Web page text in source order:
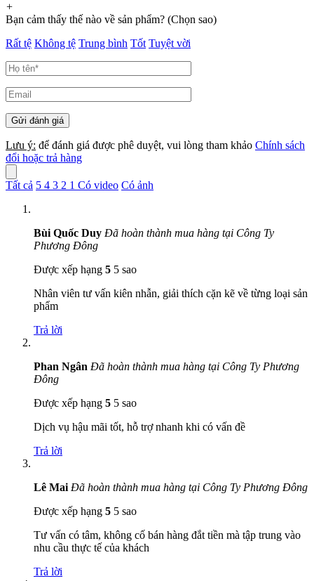
+
Bạn cảm thấy thế nào về sản phẩm? (Chọn sao)
Rất tệ Không tệ Trung bình Tốt Tuyệt vời
Lưu ý: để đánh giá được phê duyệt, vui lòng tham khảo Chính sách
đổi hoặc trả hàng
Tất cả 5 4 3 2 1 Có video Có ảnh
Bùi Quốc Duy Đã hoàn thành mua hàng tại Công Ty
Phương Đông
Được xếp hạng 5 5 sao
Nhân viên tư vấn kiên nhẫn, giải thích cặn kẽ về từng loại sản
phẩm
Trả lời
Phan Ngân Đã hoàn thành mua hàng tại Công Ty Phương
Đông
Được xếp hạng 5 5 sao
Dịch vụ hậu mãi tốt, hỗ trợ nhanh khi có vấn đề
Trả lời
Lê Mai Đã hoàn thành mua hàng tại Công Ty Phương Đông
Được xếp hạng 5 5 sao
Tư vấn có tâm, không cố bán hàng đắt tiền mà tập trung vào
nhu cầu thực tế của khách
Trả lời